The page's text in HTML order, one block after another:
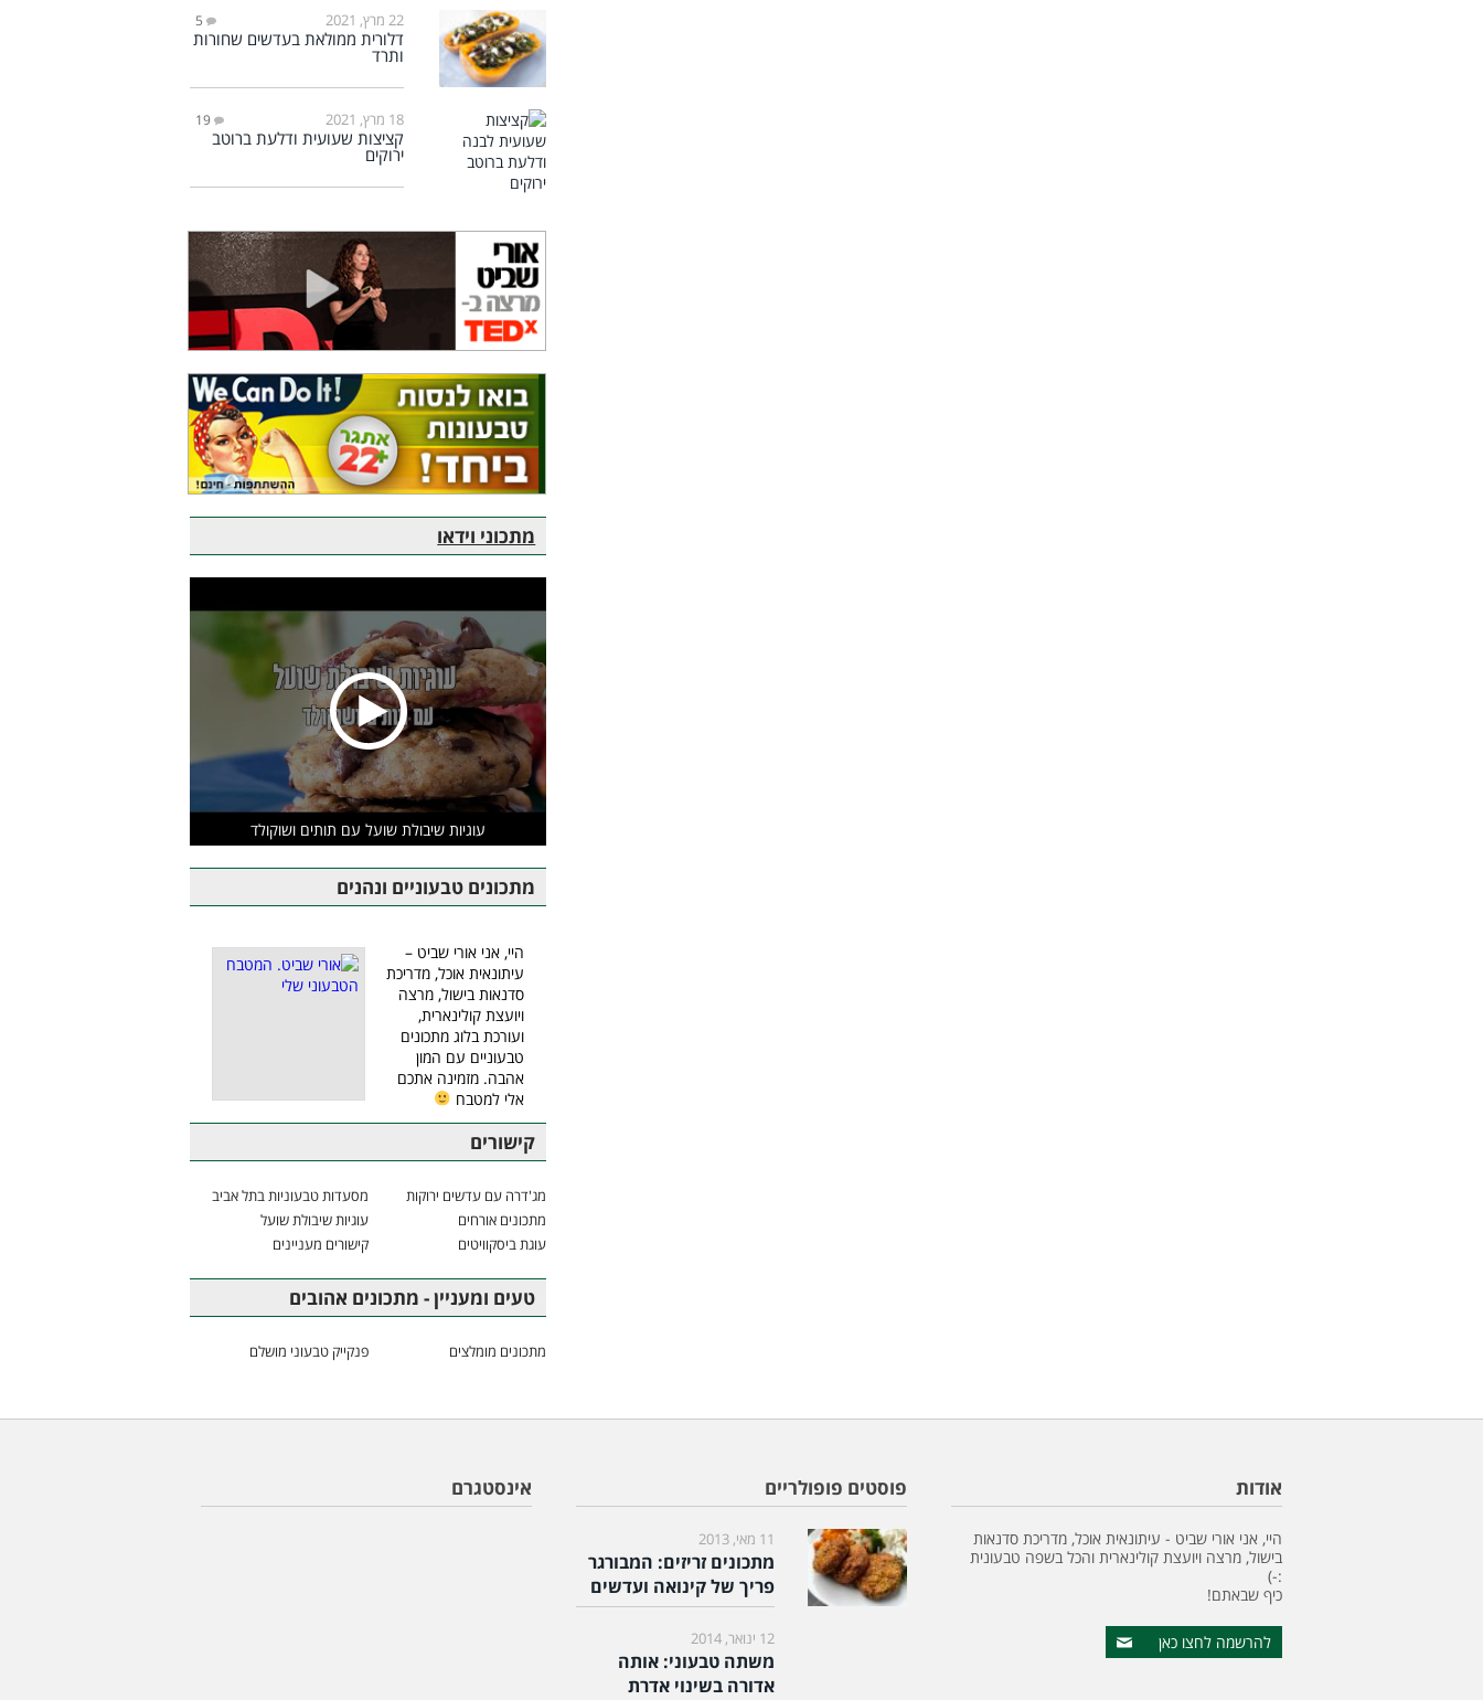
22 מרץ, 2021 5
דלורית ממולאת בעדשים שחורות
ותרד
18 מרץ, 2021 19
קציצות שעועית ודלעת ברוטב
ירוקים
מתכוני וידאו
עוגיות שיבולת שועל עם תותים ושוקולד
מתכונים טבעוניים ונהנים
היי, אני אורי שביט –
עיתונאית אוכל, מדריכת
סדנאות בישול, מרצה
ויועצת קולינארית,
ועורכת בלוג מתכונים
טבעוניים עם המון
אהבה. מזמינה אתכם
אלי למטבח
קישורים
מג'דרה עם עדשים ירוקות
מסעדות טבעוניות בתל אביב
מתכונים אורחים
עוגיות שיבולת שועל
עוגת ביסקוויטים
קישורים מעניינים
טעים ומעניין - מתכונים אהובים
מתכונים מומלצים פנקייק טבעוני מושלם
אודות
היי, אני אורי שביט - עיתונאית אוכל, מדריכת סדנאות
בישול, מרצה ויועצת קולינארית והכל בשפה טבעונית
:-)
כיף שבאתם!
להרשמה לחצו כאן
פוסטים פופולריים
11 מאי, 2013
מתכונים זריזים: המבורגר
פריך של קינואה ועדשים
12 ינואר, 2014
משתה טבעוני: אותה
אדורה בשינוי אדרת
אינסטגרם